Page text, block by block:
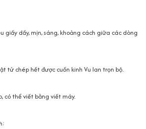
giấy dầy, mịn, sáng, khoảng cách giữa các dòng
tử chép hết được cuốn kinh Vu lan trọn bộ.
có thể viết bằng viết máy.